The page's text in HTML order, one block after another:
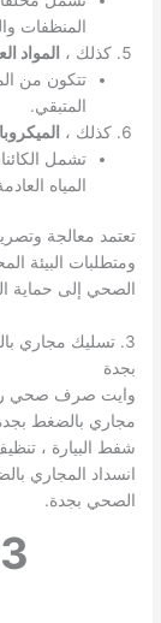
المنظفات
كذلك ، المواد
تتكون من
المتبقي.
كذلك ،
تشمل
المياه
تعتمد معالجة
ومتطلبات البيئة
الصحي إلى حماية
3. تسليك مجاري
بجدة
وايت صرف صحي
مجاري بالضغط
شفط البيارة ،
انسداد المجاري
الصحي بجدة.